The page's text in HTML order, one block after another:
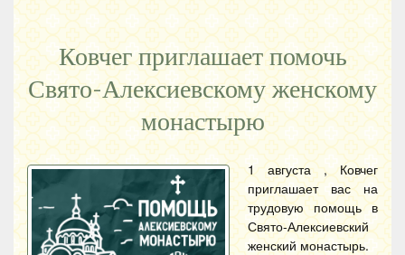
Ковчег приглашает помочь
Свято-Алексиевскому женскому
монастырю
1 августа , Ковчег
приглашает вас на
трудовую помощь в
Свято-Алексиевский
женский монастырь.